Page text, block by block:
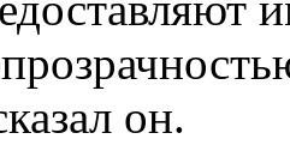
он.